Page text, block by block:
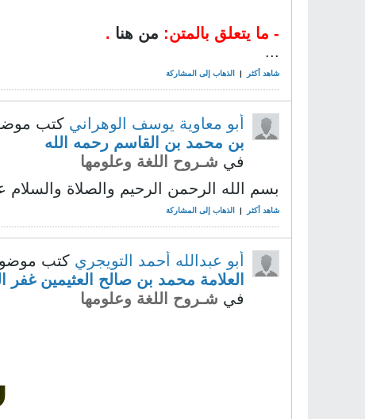
- ما يتعلق بالمتن: من هنا .
...
شاهد أكثر | الذهاب إلى المشاركة
أبو معاوية يوسف الوهراني كتب
بن محمد بن القاسم رحمه الله
في شـروح اللغة وعلومها
بسم الله الرحمن الرحيم والصلاة
شاهد أكثر | الذهاب إلى المشاركة
أبو عبدالله أحمد التويجري كتب
العلامة محمد بن صالح العثيمين غفر
في شـروح اللغة وعلومها